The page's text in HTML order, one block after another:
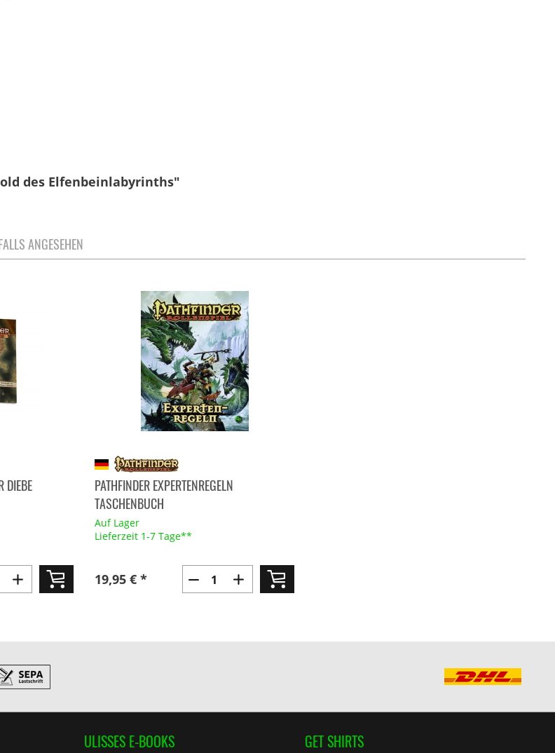
des Elfenbeinlabyrinths"
ANGESEHEN
DIEBE
PATHFINDER EXPERTENREGELN
TASCHENBUCH
Auf Lager
Lieferzeit 1-7 Tage**
19,95 € *
ULISSES E-BOOKS GET SHIRTS